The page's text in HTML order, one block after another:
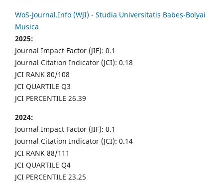
WoS-Journal.Info (WJI) - Studia Universitatis Babeș-Bolyai
Musica
2025:
Journal Impact Factor (JIF): 0.1
Journal Citation Indicator (JCI): 0.18
JCI RANK 80/108
JCI QUARTILE Q3
JCI PERCENTILE 26.39
2024:
Journal Impact Factor (JIF): 0.1
Journal Citation Indicator (JCI): 0.14
JCI RANK 88/111
JCI QUARTILE Q4
JCI PERCENTILE 23.25